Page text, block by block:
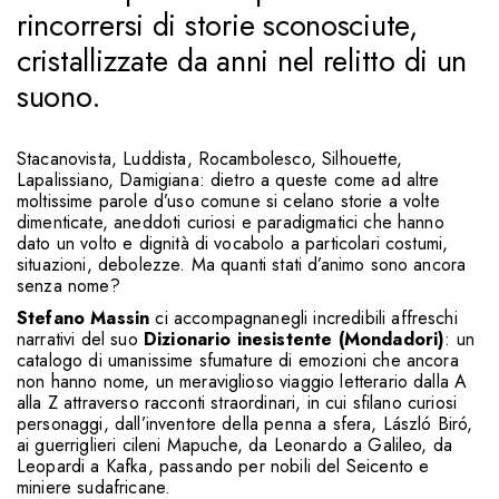
rincorrersi di storie sconosciute,
cristallizzate da anni nel relitto di un
suono.
Stacanovista, Luddista, Rocambolesco, Silhouette,
Lapalissiano, Damigiana: dietro a queste come ad altre
moltissime parole d’uso comune si celano storie a volte
dimenticate, aneddoti curiosi e paradigmatici che hanno
dato un volto e dignità di vocabolo a particolari costumi,
situazioni, debolezze. Ma quanti stati d’animo sono ancora
senza nome?
Stefano Massinci accompagnanegli incredibili affreschi
narrativi del suo Dizionario inesistente (Mondadori): un
catalogo di umanissime sfumature di emozioni che ancora
non hanno nome, un meraviglioso viaggio letterario dalla A
alla Z attraverso racconti straordinari, in cui sfilano curiosi
personaggi, dall’inventore della penna a sfera, László Biró,
ai guerriglieri cileni Mapuche, da Leonardo a Galileo, da
Leopardi a Kafka, passando per nobili del Seicento e
miniere sudafricane.